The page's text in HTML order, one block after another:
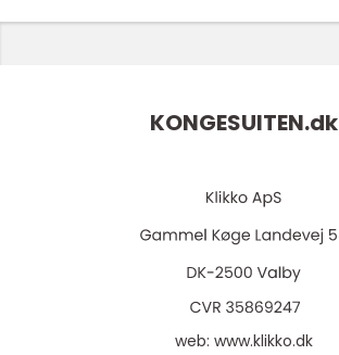
KONGESUITEN.dk
web: www.klikko.dk